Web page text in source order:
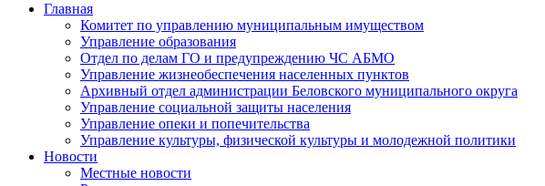
Главная
Комитет по управлению муниципальным имуществом
Управление образования
Отдел по делам ГО и предупреждению ЧС АБМО
Управление жизнеобеспечения населенных пунктов
Архивный отдел администрации Беловского муниципального округа
Управление социальной защиты населения
Управление опеки и попечительства
Управление культуры, физической культуры и молодежной политики
Новости
Местные новости